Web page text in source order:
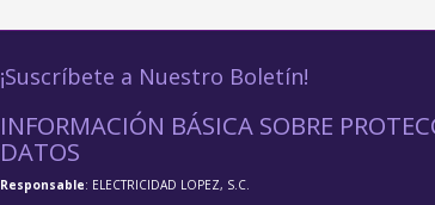
¡Suscríbete a Nuestro Boletín!
INFORMACIÓN BÁSICA SOBRE
DATOS
Responsable: ELECTRICIDAD LOPEZ, S.C.